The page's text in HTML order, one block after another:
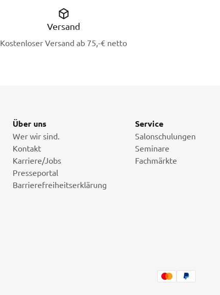
Versand
Kostenloser Versand ab 75,-€ netto
Über uns
Wer wir sind.
Kontakt
Karriere/Jobs
Presseportal
Barrierefreiheitserklärung
Service
Salonschulungen
Seminare
Fachmärkte